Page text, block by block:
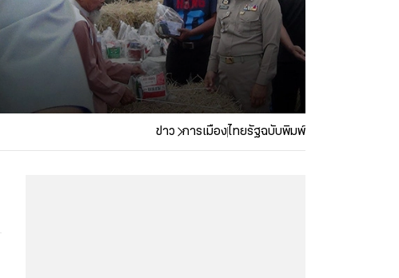
ข่าว การเมืองไทยรัฐฉบับพิมพ์